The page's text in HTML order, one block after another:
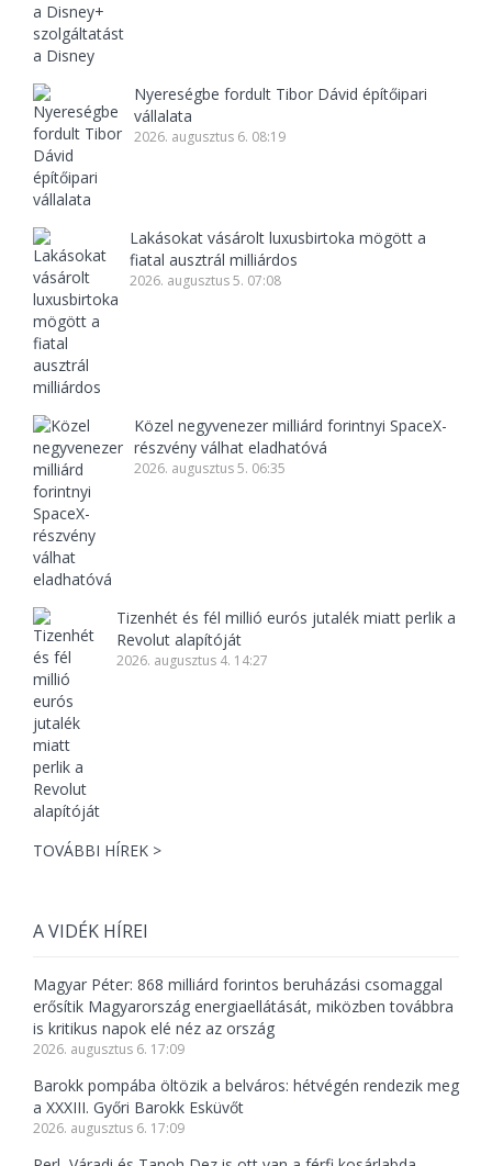
Nyereségbe fordult Tibor Dávid építőipari
vállalata
2026. augusztus 6. 08:19
Lakásokat vásárolt luxusbirtoka mögött a
fiatal ausztrál milliárdos
2026. augusztus 5. 07:08
Közel negyvenezer milliárd forintnyi SpaceX-
részvény válhat eladhatóvá
2026. augusztus 5. 06:35
Tizenhét és fél millió eurós jutalék miatt perlik a
Revolut alapítóját
2026. augusztus 4. 14:27
TOVÁBBI HÍREK >
A VIDÉK HÍREI
Magyar Péter: 868 milliárd forintos beruházási csomaggal
erősítik Magyarország energiaellátását, miközben továbbra
is kritikus napok elé néz az ország
2026. augusztus 6. 17:09
Barokk pompába öltözik a belváros: hétvégén rendezik meg
a XXXIII. Győri Barokk Esküvőt
2026. augusztus 6. 17:09